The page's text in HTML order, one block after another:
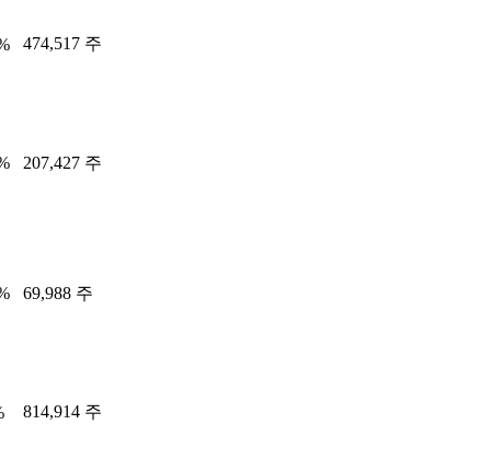
474,517 주
207,427 주
69,988 주
814,914 주